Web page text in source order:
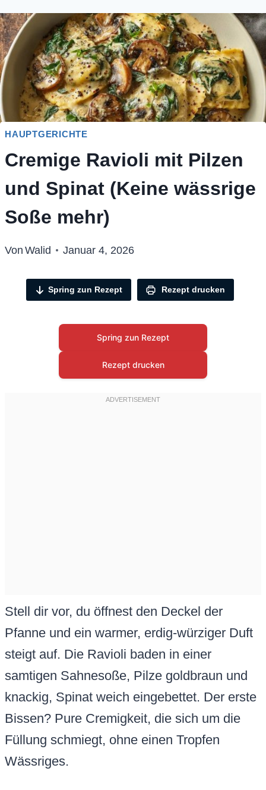
HAUPTGERICHTE
Cremige Ravioli mit Pilzen
und Spinat (Keine wässrige
Soße mehr)
Von Walid Januar 4, 2026
Spring zun Rezept Rezept drucken
Spring zun Rezept
Rezept drucken
Stell dir vor, du öffnest den Deckel der
Pfanne und ein warmer, erdig-würziger Duft
steigt auf. Die Ravioli baden in einer
samtigen Sahnesoße, Pilze goldbraun und
knackig, Spinat weich eingebettet. Der erste
Bissen? Pure Cremigkeit, die sich um die
Füllung schmiegt, ohne einen Tropfen
Wässriges.